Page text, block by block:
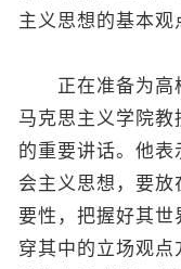
主义思想的基本观
正在准备为高
马克思主义学院
的重要讲话。他
会主义思想，要
要性，把握好其
穿其中的立场观